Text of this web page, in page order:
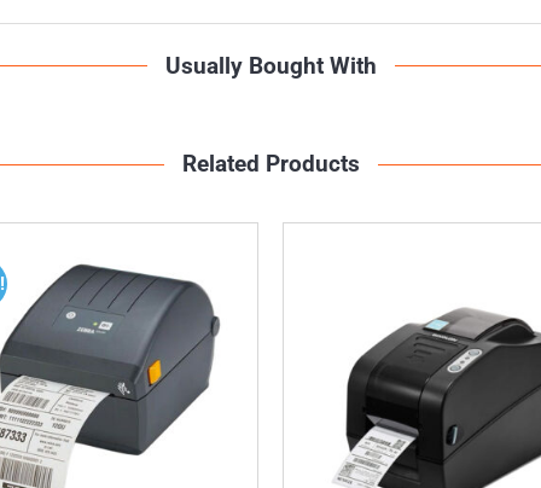
350B để in tem mã vạch và dán lên sản phẩm để quản lý. Khi
thanh toán cho quý khách.
XP-350BM
Usually Bought With
Related Products